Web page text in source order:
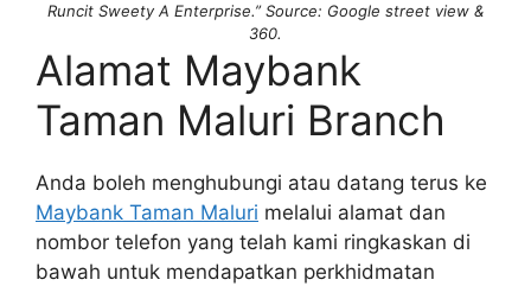
Runcit Sweety A Enterprise.” Source: Google street view &
360.
Alamat Maybank
Taman Maluri Branch
Anda boleh menghubungi atau datang terus ke
Maybank Taman Maluri melalui alamat dan
nombor telefon yang telah kami ringkaskan di
bawah untuk mendapatkan perkhidmatan